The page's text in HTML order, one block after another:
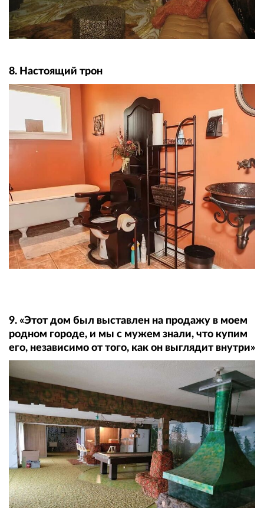
8. Настоящий трон
9. «Этот дом был выставлен на продажу в моем
родном городе, и мы с мужем знали, что купим
его, независимо от того, как он выглядит внутри»